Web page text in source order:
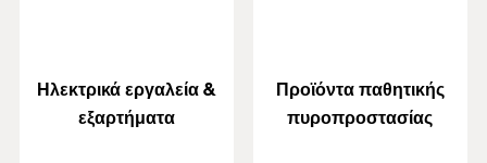
Ηλεκτρικά εργαλεία &
εξαρτήματα
Προϊόντα παθητικής
πυροπροστασίας